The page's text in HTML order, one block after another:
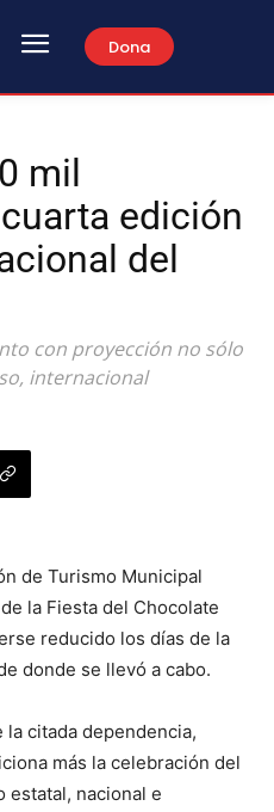
Dona
mil
edición
del
con proyección no sólo
internacional
de Turismo Municipal
la Fiesta del Chocolate
reducido los días de la
donde se llevó a cabo.
la citada dependencia,
más la celebración del
estatal, nacional e